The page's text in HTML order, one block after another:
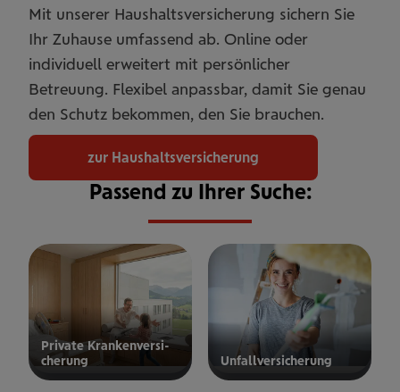
Mit unserer Haushaltsversicherung sichern Sie
Ihr Zuhause umfassend ab. Online oder
individuell erweitert mit persönlicher
Betreuung. Flexibel anpassbar, damit Sie genau
den Schutz bekommen, den Sie brauchen.
zur Haushaltsversicherung
Passend zu Ihrer Suche:
Private Kran­ken­­­ver­si­
che­rung
privaten
Unfall­ver­si­che­rung